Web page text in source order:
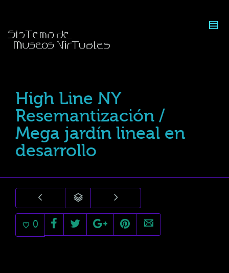
High Line NY
Resemantización /
Mega jardín lineal en
desarrollo
0